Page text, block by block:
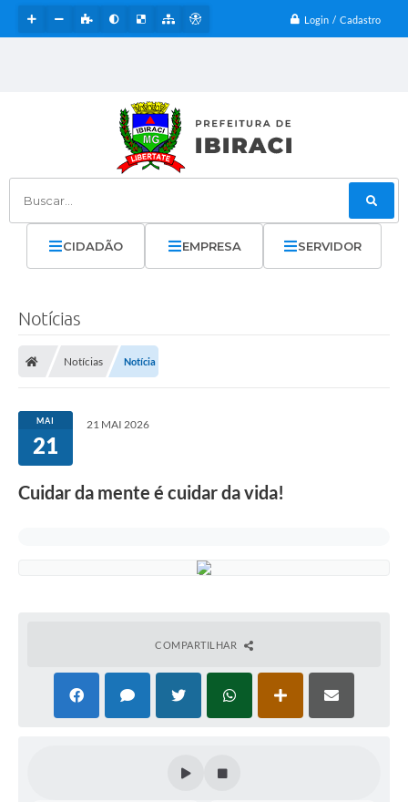
Login / Cadastro
Buscar...
CIDADÃO EMPRESA SERVIDOR
Notícias
Notícias Notícia
MAI
21
21 MAI 2026
Cuidar da mente é cuidar da vida!
COMPARTILHAR